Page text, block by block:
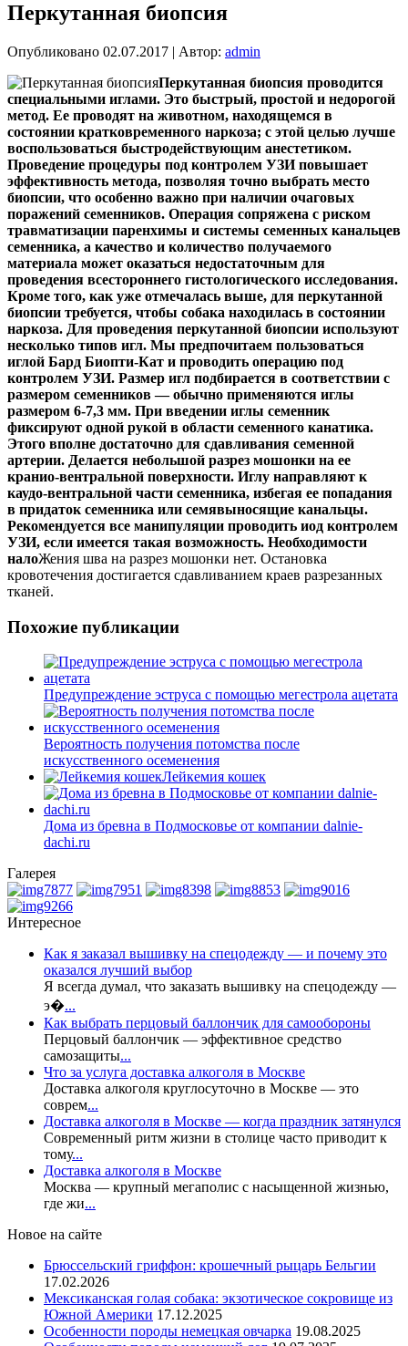
Перкутанная биопсия
Опубликовано 02.07.2017 | Автор: admin
Перкутанная биопсия проводится
специальными иглами. Это быстрый, простой и недорогой
метод. Ее проводят на животном, находящемся в
состоянии кратковременного наркоза; с этой целью лучше
воспользоваться быстродействующим анестетиком.
Проведение процедуры под контролем УЗИ повышает
эффективность метода, позволяя точно выбрать место
биопсии, что особенно важно при наличии очаговых
поражений семенников. Операция сопряжена с риском
травматизации паренхимы и системы семенных канальцев
семенника, а качество и количество получаемого
материала может оказаться недостаточным для
проведения всестороннего гистологического исследования.
Кроме того, как уже отмечалась выше, для перкутанной
биопсии требуется, чтобы собака находилась в состоянии
наркоза. Для проведения перкутанной биопсии используют
несколько типов игл. Мы предпочитаем пользоваться
иглой Бард Биопти-Кат и проводить операцию под
контролем УЗИ. Размер игл подбирается в соответствии с
размером семенников — обычно применяются иглы
размером 6-7,3 мм. При введении иглы семенник
фиксируют одной рукой в области семенного канатика.
Этого вполне достаточно для сдавливания семенной
артерии. Делается небольшой разрез мошонки на ее
кранио-вентральной поверхности. Иглу направляют к
каудо-вентральной части семенника, избегая ее попадания
в придаток семенника или семявыносящие канальцы.
Рекомендуется все манипуляции проводить иод контролем
УЗИ, если имеется такая возможность. Необходимости
налоЖения шва на разрез мошонки нет. Остановка
кровотечения достигается сдавливанием краев разрезанных
тканей.
Похожие публикации
Предупреждение эструса с помощью мегестрола ацетата
Вероятность получения потомства после
искусственного осеменения
Лейкемия кошек
Дома из бревна в Подмосковье от компании dalnie-
dachi.ru
Галерея
Интересное
Как я заказал вышивку на спецодежду — и почему это
оказался лучший выбор
Я всегда думал, что заказать вышивку на спецодежду —
э�...
Как выбрать перцовый баллончик для самообороны
Перцовый баллончик — эффективное средство
самозащиты...
Что за услуга доставка алкоголя в Москве
Доставка алкоголя круглосуточно в Москве — это
соврем...
Доставка алкоголя в Москве — когда праздник затянулся
Современный ритм жизни в столице часто приводит к
тому...
Доставка алкоголя в Москве
Москва — крупный мегаполис с насыщенной жизнью,
где жи...
Новое на сайте
Брюссельский гриффон: крошечный рыцарь Бельгии
17.02.2026
Мексиканская голая собака: экзотическое сокровище из
Южной Америки 17.12.2025
Особенности породы немецкая овчарка 19.08.2025